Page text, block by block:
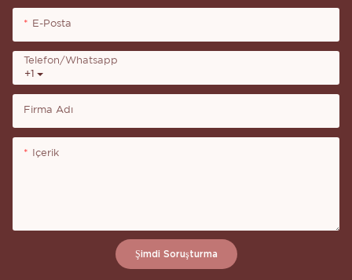
E-Posta
+1
Telefon/whatsapp
Firma Adı
Içerik
Şimdi Soruşturma